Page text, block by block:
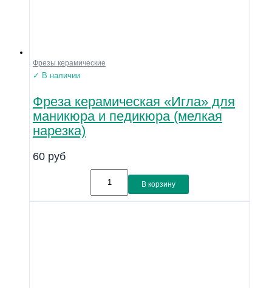
Фрезы керамические
✓ В наличии
Фреза керамическая «Игла» для
маникюра и педикюра (мелкая
нарезка)
60 руб
В корзину